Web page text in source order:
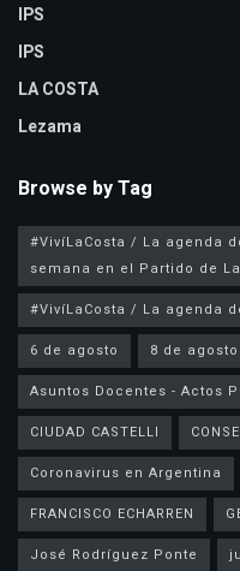
IPS
IPS
LA COSTA
Lezama
Browse by Tag
#VivíLaCosta / La agenda
semana en el Partido de
#VivíLaCosta / La agenda
6 de agosto
8 de agosto
Asuntos Docentes - Actos
CIUDAD CASTELLI
Coronavirus en Argentina
FRANCISCO ECHARREN
José Rodríguez Ponte